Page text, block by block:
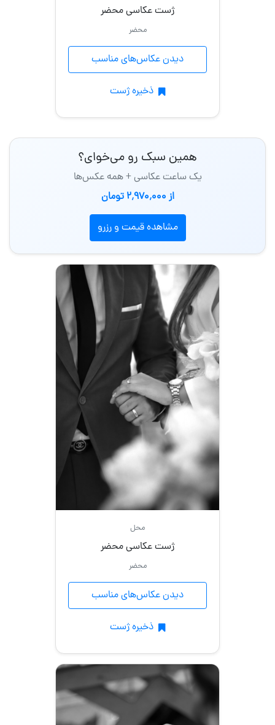
ژست عکاسی محضر
محضر
دیدن عکاس‌های مناسب
ذخیره ژست
همین سبک رو می‌خوای؟
یک ساعت عکاسی + همه عکس‌ها
از 2٬970٬000 تومان
مشاهده قیمت و رزرو
محل
ژست عکاسی محضر
محضر
دیدن عکاس‌های مناسب
ذخیره ژست